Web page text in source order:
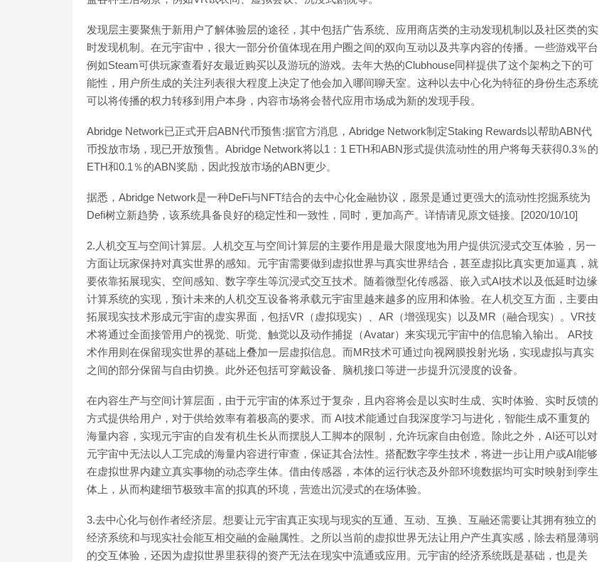
发现层主要聚焦于新用户了解体验层的途径，其中包括广告系统、应用商店类的主动发现机制以及社区类的实
时发现机制。在元宇宙中，很大一部分价值体现在用户圈之间的双向互动以及共享内容的传播。一些游戏平台
例如Steam可供玩家查看好友最近购买以及游玩的游戏。去年大热的Clubhouse同样提供了这个架构之下的可
能性，用户所生成的关注列表很大程度上决定了他会加入哪间聊天室。这种以去中心化为特征的身份生态系统
可以将传播的权力转移到用户本身，内容市场将会替代应用市场成为新的发现手段。
Abridge Network已正式开启ABN代币预售:据官方消息，Abridge Network制定Staking Rewards以帮助ABN代
币投放市场，现已开放预售。Abridge Network将以1：1 ETH和ABN形式提供流动性的用户将每天获得0.3％的
ETH和0.1％的ABN奖励，因此投放市场的ABN更少。
据悉，Abridge Network是一种DeFi与NFT结合的去中心化金融协议，愿景是通过更强大的流动性挖掘系统为
Defi树立新趋势，该系统具备良好的稳定性和一致性，同时，更加高产。详情请见原文链接。[2020/10/10]
2.人机交互与空间计算层。人机交互与空间计算层的主要作用是最大限度地为用户提供沉浸式交互体验，另一
方面让玩家保持对真实世界的感知。元宇宙需要做到虚拟世界与真实世界结合，甚至虚拟比真实更加逼真，就
要依靠拓展现实、空间感知、数字孪生等沉浸式交互技术。随着微型化传感器、嵌入式AI技术以及低延时边缘
计算系统的实现，预计未来的人机交互设备将承载元宇宙里越来越多的应用和体验。在人机交互方面，主要由
拓展现实技术形成元宇宙的虚实界面，包括VR（虚拟现实）、AR（增强现实）以及MR（融合现实）。VR技
术将通过全面接管用户的视觉、听觉、触觉以及动作捕捉（Avatar）来实现元宇宙中的信息输入输出。 AR技
术作用则在保留现实世界的基础上叠加一层虚拟信息。而MR技术可通过向视网膜投射光场，实现虚拟与真实
之间的部分保留与自由切换。此外还包括可穿戴设备、脑机接口等进一步提升沉浸度的设备。
在内容生产与空间计算层面，由于元宇宙的体系过于复杂，且内容将会是以实时生成、实时体验、实时反馈的
方式提供给用户，对于供给效率有着极高的要求。而 AI技术能通过自我深度学习与进化，智能生成不重复的
海量内容，实现元宇宙的自发有机生长从而摆脱人工脚本的限制，允许玩家自由创造。除此之外，AI还可以对
元宇宙中无法以人工完成的海量内容进行审查，保证其合法性。搭配数字孪生技术，将进一步让用户或AI能够
在虚拟世界内建立真实事物的动态孪生体。借由传感器，本体的运行状态及外部环境数据均可实时映射到孪生
体上，从而构建细节极致丰富的拟真的环境，营造出沉浸式的在场体验。
3.去中心化与创作者经济层。想要让元宇宙真正实现与现实的互通、互动、互换、互融还需要让其拥有独立的
经济系统和与现实社会能互相交融的金融属性。之所以当前的虚拟世界无法让用户产生真实感，除去稍显薄弱
的交互体验，还因为虚拟世界里获得的资产无法在现实中流通或应用。元宇宙的经济系统既是基础，也是关